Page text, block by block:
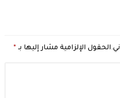
الحقول الإلزامية مشار إليها بـ *